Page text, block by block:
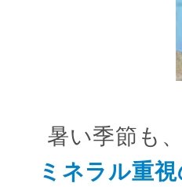
暑い季節も
ミネラル重視